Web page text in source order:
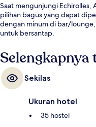
Saat mengunjungi Echirolles,
pilihan bagus yang dapat
dengan minum di bar/
untuk bersantap.
Sekilas
Ukuran hotel
35 hostel